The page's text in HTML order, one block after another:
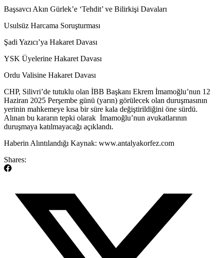
Başsavcı Akın Gürlek’e ‘Tehdit’ ve Bilirkişi Davaları
Usulsüz Harcama Soruşturması
Şadi Yazıcı’ya Hakaret Davası
YSK Üyelerine Hakaret Davası
Ordu Valisine Hakaret Davası
​CHP, Silivri’de tutuklu olan İBB Başkanı Ekrem İmamoğlu’nun 12
Haziran 2025 Perşembe günü (yarın) görülecek olan duruşmasının
yerinin mahkemeye kısa bir süre kala değiştirildiğini öne sürdü.
Alınan bu kararın tepki olarak İmamoğlu’nun avukatlarının
duruşmaya katılmayacağı açıklandı.
​Haberin Alıntılandığı Kaynak: www.antalyakorfez.com
Shares: